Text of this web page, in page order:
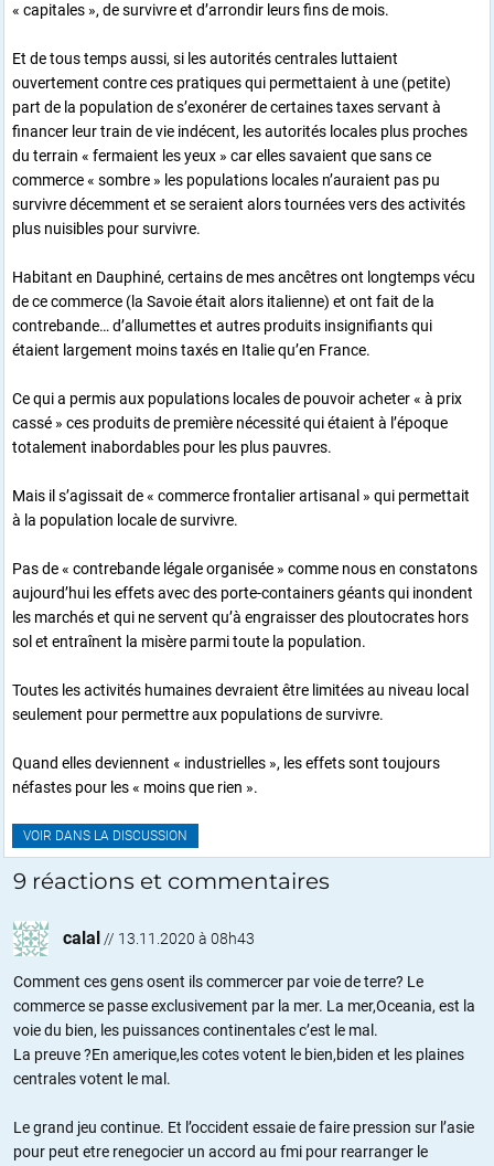
« capitales », de survivre et d’arrondir leurs fins de mois.
Et de tous temps aussi, si les autorités centrales luttaient
ouvertement contre ces pratiques qui permettaient à une (petite)
part de la population de s’exonérer de certaines taxes servant à
financer leur train de vie indécent, les autorités locales plus proches
du terrain « fermaient les yeux » car elles savaient que sans ce
commerce « sombre » les populations locales n’auraient pas pu
survivre décemment et se seraient alors tournées vers des activités
plus nuisibles pour survivre.
Habitant en Dauphiné, certains de mes ancêtres ont longtemps vécu
de ce commerce (la Savoie était alors italienne) et ont fait de la
contrebande… d’allumettes et autres produits insignifiants qui
étaient largement moins taxés en Italie qu’en France.
Ce qui a permis aux populations locales de pouvoir acheter « à prix
cassé » ces produits de première nécessité qui étaient à l’époque
totalement inabordables pour les plus pauvres.
Mais il s’agissait de « commerce frontalier artisanal » qui permettait
à la population locale de survivre.
Pas de « contrebande légale organisée » comme nous en constatons
aujourd’hui les effets avec des porte-containers géants qui inondent
les marchés et qui ne servent qu’à engraisser des ploutocrates hors
sol et entraînent la misère parmi toute la population.
Toutes les activités humaines devraient être limitées au niveau local
seulement pour permettre aux populations de survivre.
Quand elles deviennent « industrielles », les effets sont toujours
néfastes pour les « moins que rien ».
VOIR DANS LA DISCUSSION
9 réactions et commentaires
calal // 13.11.2020 à 08h43
Comment ces gens osent ils commercer par voie de terre? Le
commerce se passe exclusivement par la mer. La mer,Oceania, est la
voie du bien, les puissances continentales c’est le mal.
La preuve ?En amerique,les cotes votent le bien,biden et les plaines
centrales votent le mal.
Le grand jeu continue. Et l’occident essaie de faire pression sur l’asie
pour peut etre renegocier un accord au fmi pour rearranger le